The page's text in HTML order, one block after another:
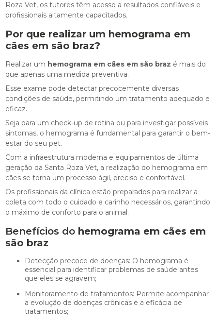
Roza Vet, os tutores têm acesso a resultados confiáveis e
profissionais altamente capacitados.
Por que realizar um hemograma em
cães em são braz?
Realizar um hemograma em cães em são braz é mais do
que apenas uma medida preventiva.
Esse exame pode detectar precocemente diversas
condições de saúde, permitindo um tratamento adequado e
eficaz.
Seja para um check-up de rotina ou para investigar possíveis
sintomas, o hemograma é fundamental para garantir o bem-
estar do seu pet.
Com a infraestrutura moderna e equipamentos de última
geração da Santa Roza Vet, a realização do hemograma em
cães se torna um processo ágil, preciso e confortável.
Os profissionais da clínica estão preparados para realizar a
coleta com todo o cuidado e carinho necessários, garantindo
o máximo de conforto para o animal.
Benefícios do hemograma em cães em
são braz
Detecção precoce de doenças: O hemograma é
essencial para identificar problemas de saúde antes
que eles se agravem;
Monitoramento de tratamentos: Permite acompanhar
a evolução de doenças crônicas e a eficácia de
tratamentos;